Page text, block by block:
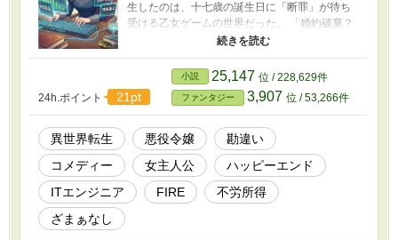
生したのは、十七歳の誕生日に「断罪」が待ち
受ける乙女ゲームの世界だった。 「婚約破棄？
結構です。むしろ退職金（慰謝料）をいただけ
ます？」 死を回避し、優雅な不労所得生活
（FIRE）を手に入れるため、リゼットは前世の
知識をフル稼働させる。 魔法を「論理回路」と
してハックし、物理法則をデバッグ。 投資理論
で王国の経済を掌握し、政治的リスクを徹底的
にヘッジ。 ……はずだったのに。 面倒を避ける
ために効率化した魔法は「神業」と称えられ、
資産を守るために回避した戦争は「救国の奇
跡」と呼ばれ、 気づけば「沈黙の賢者」として
全国民から崇拝されるハメに！？ さらには、攻
24h.ポイント 21pt
小説 25,147 位 / 228,629件
ファンタジー 3,907 位 / 53,266件
異世界転生 悪役令嬢
勘違い
コメディー
女主人公
ハッピーエンド
ITエンジニア
FIRE
不労所得
ざまぁなし